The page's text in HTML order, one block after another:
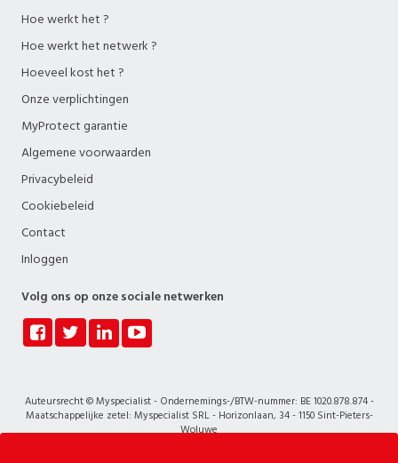
Hoe werkt het ?
Hoe werkt het netwerk ?
Hoeveel kost het ?
Onze verplichtingen
MyProtect garantie
Algemene voorwaarden
Privacybeleid
Cookiebeleid
Contact
Inloggen
Volg ons op onze sociale netwerken
Auteursrecht © Myspecialist - Ondernemings-/BTW-nummer: BE 1020.878.874 -
Maatschappelijke zetel: Myspecialist SRL - Horizonlaan, 34 - 1150 Sint-Pieters-
Woluwe